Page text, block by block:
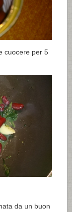
cuocere per 5
da un buon